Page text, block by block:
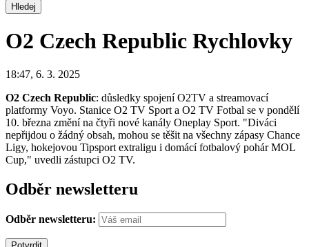
Hledej
O2 Czech Republic Rychlovky
18:47, 6. 3. 2025
O2 Czech Republic: důsledky spojení O2TV a streamovací
platformy Voyo. Stanice O2 TV Sport a O2 TV Fotbal se v pondělí
10. března změní na čtyři nové kanály Oneplay Sport. "Diváci
nepřijdou o žádný obsah, mohou se těšit na všechny zápasy Chance
Ligy, hokejovou Tipsport extraligu i domácí fotbalový pohár MOL
Cup," uvedli zástupci O2 TV.
Odběr newsletteru
Odběr newsletteru: